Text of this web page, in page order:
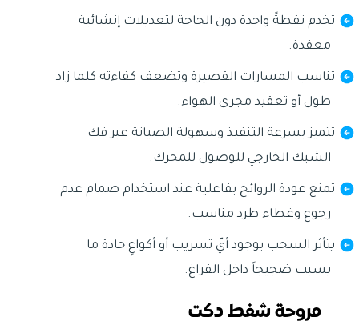
تخدم نقطةً واحدة دون الحاجة لتعديلات إنشائية
معقدة.
تناسب المسارات القصيرة وتضعف كفاءته كلما زاد
طول أو تعقيد مجرى الهواء.
تتميز بسرعة التنفيذ وسهولة الصيانة عبر فك
الشبك الخارجي للوصول للمحرك.
تمنع عودة الروائح بفاعلية عند استخدام صمام عدم
رجوع وغطاء طرد مناسب.
يتأثر السحب بوجود أيّ تسريب أو أكواعٍ حادة ما
يسبب ضجيجاً داخل الفراغ.
مروحة شفط دكت